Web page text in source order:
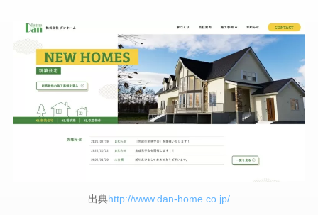
出典http://www.dan-home.co.jp/